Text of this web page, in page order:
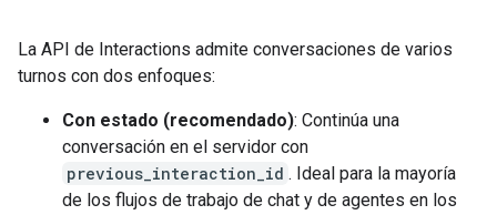
La API de Interactions admite conversaciones de varios
turnos con dos enfoques:
Con estado (recomendado): Continúa una
conversación en el servidor con
previous_interaction_id . Ideal para la mayoría
de los flujos de trabajo de chat y de agentes en los